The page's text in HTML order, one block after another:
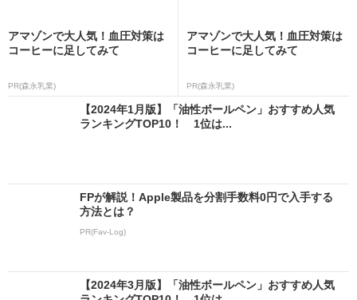
アマゾンで大人気！血圧対策は
コーヒーに足してみて
PR(森永乳業)
アマゾンで大人気！血圧対策は
コーヒーに足してみて
PR(森永乳業)
【2024年1月版】「油性ボールペン」おすすめ人気
ランキングTOP10！ 1位は...
FPが解説！Apple製品を分割手数料0円で入手する
方法とは？
PR(Fav-Log)
【2024年3月版】「油性ボールペン」おすすめ人気